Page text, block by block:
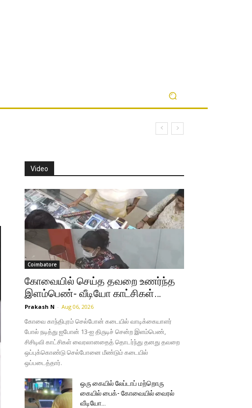
Video
Coimbatore
கோவையில் செய்த தவறை உணர்ந்த
இளம்பெண்- வீடியோ காட்சிகள்…
Prakash N - Aug 06, 2026
கோவை காந்திபுரம் செல்போன் கடையில் வாடிக்கையாளர்
போல் நடித்து ஐபோன் 13-ஐ திருடிச் சென்ற இளம்பெண்,
சிசிடிவி காட்சிகள் வைரலானதைத் தொடர்ந்து தனது தவறை
ஒப்புக்கொண்டு செல்போனை மீண்டும் கடையில்
ஒப்படைத்தார்.
ஒரு கையில் லேப்டாப் மற்றொரு
கையில் பைக்- கோவையில் வைரல்
வீடியோ…